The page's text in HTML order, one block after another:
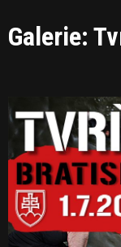
Galerie: